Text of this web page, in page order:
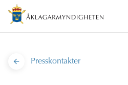
Presskontakter